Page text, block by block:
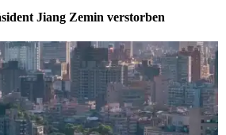
Jiang Zemin verstorben